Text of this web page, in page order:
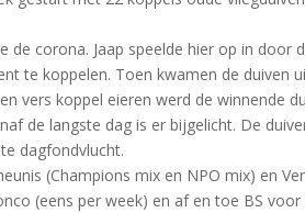
corona. Jaap speelde hier op in door
te koppelen. Toen kwamen de duiven
vers koppel eieren werd de winnende
de langste dag is er bijgelicht. De
dagfondvlucht.
(Champions mix en NPO mix) en
(eens per week) en af en toe BS voor